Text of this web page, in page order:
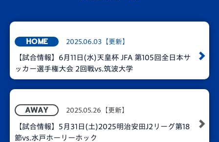
2025.06.03【更新】
HOME
【試合情報】6月11日(水)天皇杯 JFA 第105回全日本サ
ッカー選手権大会 2回戦vs.筑波大学
2025.05.26【更新】
AWAY
【試合情報】5月31日(土)2025明治安田J2リーグ第18
節vs.水戸ホーリーホック